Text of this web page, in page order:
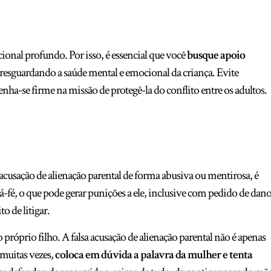
profundo. Por isso, é essencial que vocêbusque apoio
a saúde mental e emocional da criança. Evite
se firme na missão de protegê-la do conflito entre os adultos.
de alienação parental de forma abusiva ou mentirosa, é
o que pode gerar punições a ele, inclusive com pedido de
de litigar.
filho. A falsa acusação de alienação parental não é apenas
vezes,coloca em dúvida a palavra da mulher e tenta